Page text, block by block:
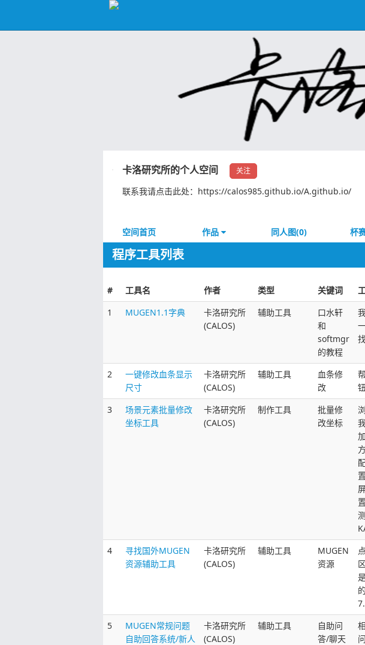
卡洛研究所的个人空间 关注
联系我请点击此处：https://calos985.github.io/A.github.io/
空间首页 作品 同人图(0) 杯
程序工具列表
# 工具名 作者 类型 关键词
1
MUGEN1.1字典
卡洛研究所
(CALOS)
辅助工具
口水轩
和
softmgr
的教程
2
一键修改血条显示
尺寸
卡洛研究所
(CALOS)
辅助工具
血条修
改
3
场景元素批量修改
坐标工具
卡洛研究所
(CALOS)
制作工具
批量修
改坐标
4
寻找国外MUGEN
资源辅助工具
卡洛研究所
(CALOS)
辅助工具
MUGEN
资源
5
MUGEN常规问题
自助回答系统/新人
卡洛研究所
(CALOS)
辅助工具
自助问
答/聊天